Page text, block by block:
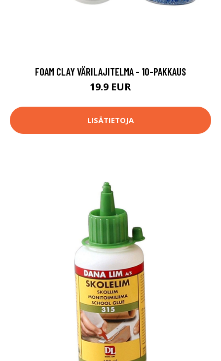
FOAM CLAY VÄRILAJITELMA - 10-PAKKAUS
19.9 EUR
LISÄTIETOJA